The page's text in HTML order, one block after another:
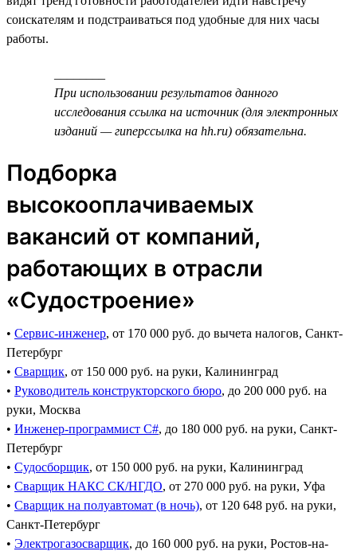
соискателям и подстраиваться под удобные для них часы
работы.
При использовании результатов данного
исследования ссылка на источник (для электронных
изданий — гиперссылка на hh.ru) обязательна.
Подборка
высокооплачиваемых
вакансий от компаний,
работающих в отрасли
«Судостроение»
• Сервис-инженер, от 170 000 руб. до вычета налогов, Санкт-
Петербург
• Сварщик, от 150 000 руб. на руки, Калининград
• Руководитель конструкторского бюро, до 200 000 руб. на
руки, Москва
• Инженер-программист C#, до 180 000 руб. на руки, Санкт-
Петербург
• Судосборщик, от 150 000 руб. на руки, Калининград
• Сварщик НАКС СК/НГДО, от 270 000 руб. на руки, Уфа
• Сварщик на полуавтомат (в ночь), от 120 648 руб. на руки,
Санкт-Петербург
• Электрогазосварщик, до 160 000 руб. на руки, Ростов-на-